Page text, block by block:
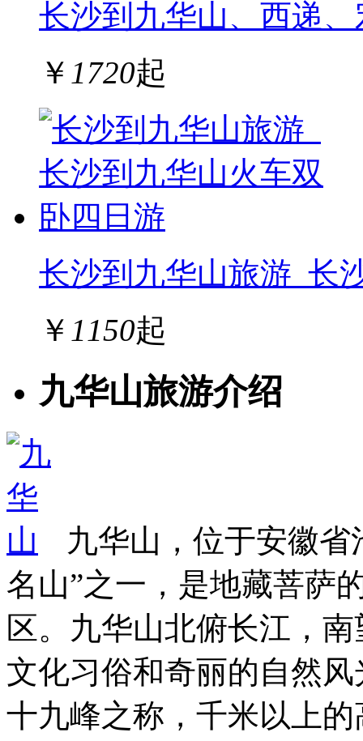
长沙到九华山、西递
￥ 1720起
长沙到九华山旅游_长
￥ 1150起
九华山旅游介绍
九华山，位于安徽
名山”之一，是地藏菩萨
区。九华山北俯长江，
文化习俗和奇丽的自然
十九峰之称，千米以上